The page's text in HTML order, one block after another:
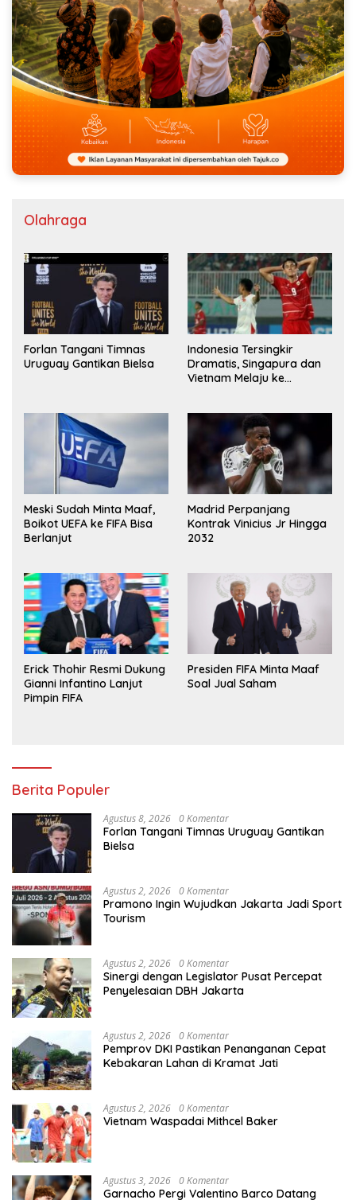
Olahraga
Forlan Tangani Timnas
Uruguay Gantikan Bielsa
Indonesia Tersingkir
Dramatis, Singapura dan
Vietnam Melaju ke
Meski Sudah Minta Maaf,
Boikot UEFA ke FIFA Bisa
Berlanjut
Madrid Perpanjang
Kontrak Vinicius Jr Hingga
2032
Erick Thohir Resmi Dukung
Gianni Infantino Lanjut
Pimpin FIFA
Presiden FIFA Minta Maaf
Soal Jual Saham
Berita Populer
Agustus 8, 2026 0 Komentar
Forlan Tangani Timnas Uruguay Gantikan
Bielsa
Agustus 2, 2026 0 Komentar
Pramono Ingin Wujudkan Jakarta Jadi Sport
Tourism
Agustus 2, 2026 0 Komentar
Sinergi dengan Legislator Pusat Percepat
Penyelesaian DBH Jakarta
Agustus 2, 2026 0 Komentar
Pemprov DKI Pastikan Penanganan Cepat
Kebakaran Lahan di Kramat Jati
Agustus 2, 2026 0 Komentar
Vietnam Waspadai Mithcel Baker
Agustus 3, 2026 0 Komentar
Garnacho Pergi Valentino Barco Datang